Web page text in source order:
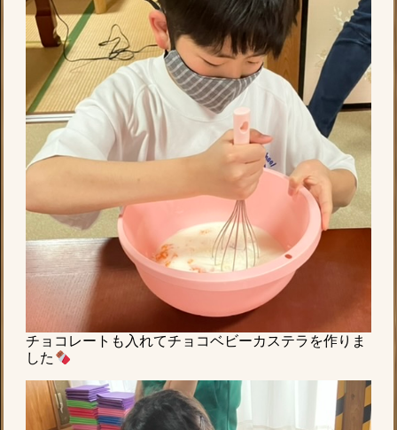
チョコレートも入れてチョコベビーカステラを作りま
した